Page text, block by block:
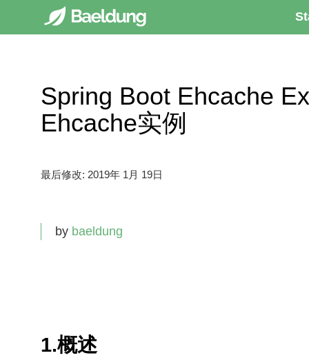
Spring Boot Ehcache
Ehcache实例
最后修改: 2019年 1月 19日
by baeldung
1.概述